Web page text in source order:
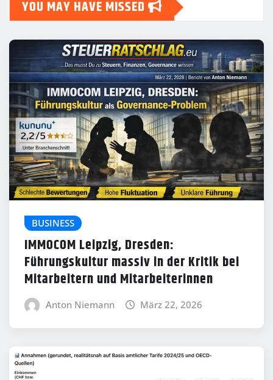
YOU MAY HAVE MISSED
BUSINESS
IMMOCOM Leipzig, Dresden:
Führungskultur massiv in der Kritik bei
Mitarbeitern und Mitarbeiterinnen
Anton Niemann März 22, 2026